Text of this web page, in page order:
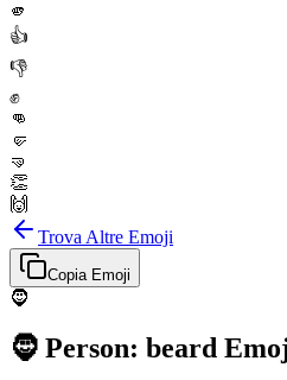
🫵
👍
👎
✊
👊
🤛
🤜
👏
🙌
Trova Altre Emoji
Copia Emoji
🧔
🧔 Person: beard